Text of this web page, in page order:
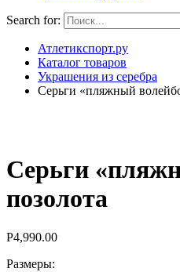
Search for:
Атлетикспорт.ру
Каталог товаров
Украшения из серебра
Серьги «пляжный
Серьги
позолота
Р4,990.00
Размеры: